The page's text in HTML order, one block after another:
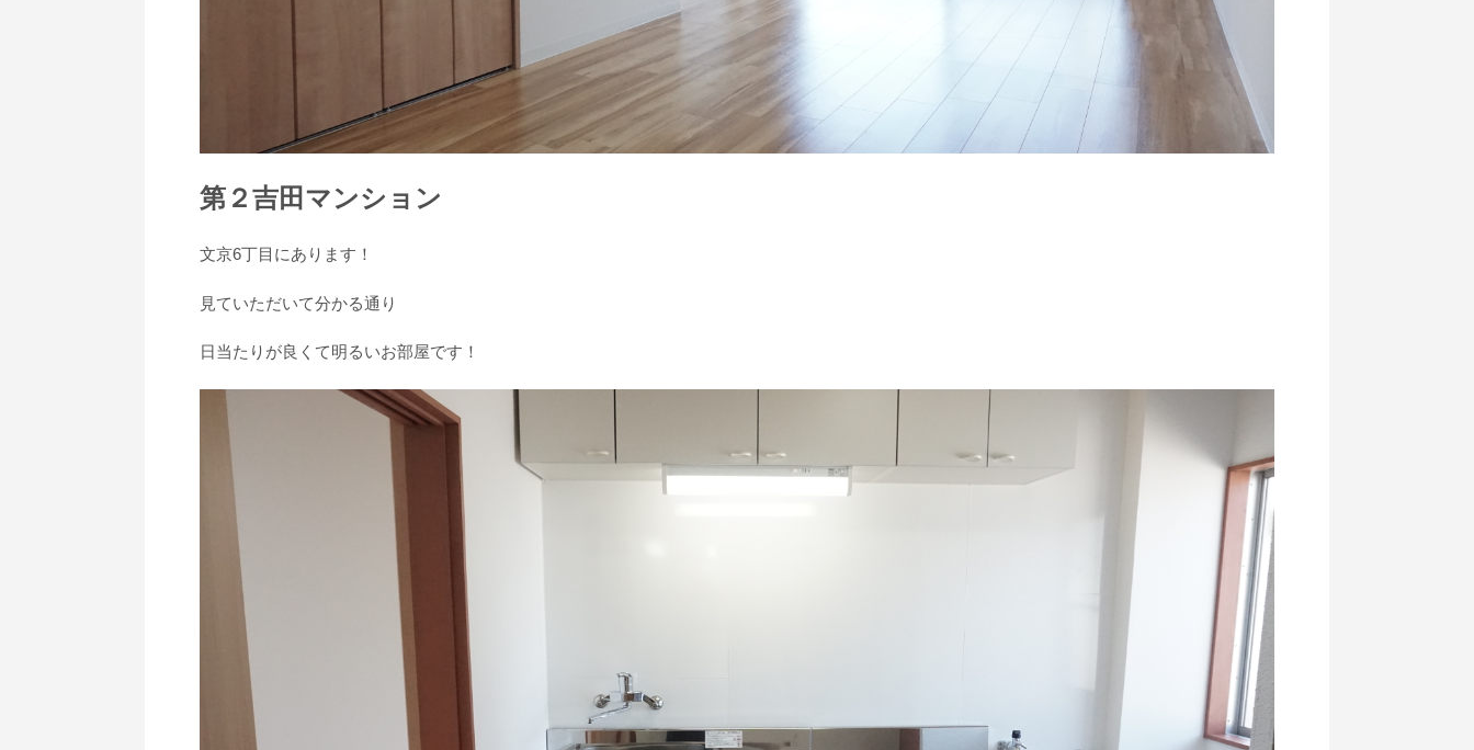
第２吉田マンション
文京6丁目にあります！
見ていただいて分かる通り
日当たりが良くて明るいお部屋です！